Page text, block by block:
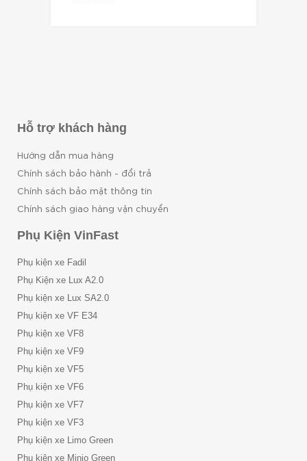
Hỗ trợ khách hàng
Hướng dẫn mua hàng
Chính sách bảo hành - đổi trả
Chính sách bảo mật thông tin
Chính sách giao hàng vận chuyển
Phụ Kiện VinFast
Phụ kiện xe Fadil
Phụ Kiện xe Lux A2.0
Phụ kiện xe Lux SA2.0
Phụ kiện xe VF E34
Phụ kiện xe VF8
Phụ kiện xe VF9
Phụ kiện xe VF5
Phụ kiện xe VF6
Phụ kiện xe VF7
Phụ kiện xe VF3
Phụ kiện xe Limo Green
Phụ kiện xe Minio Green